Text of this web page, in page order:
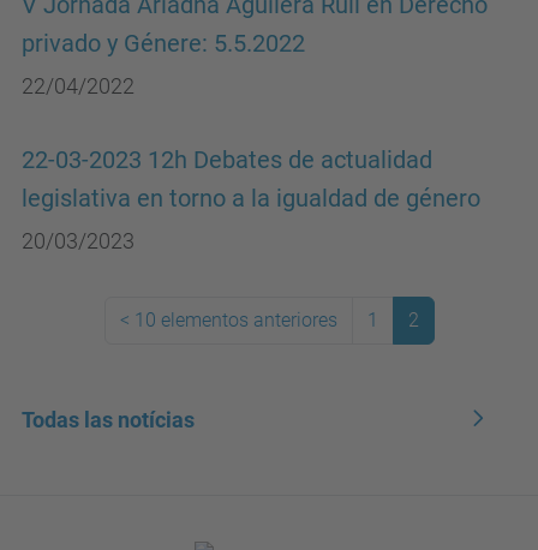
privado y Génere: 5.5.2022
22/04/2022
22-03-2023 12h Debates de actualidad
legislativa en torno a la igualdad de género
20/03/2023
< 10 elementos anteriores 1 2
Todas las notícias